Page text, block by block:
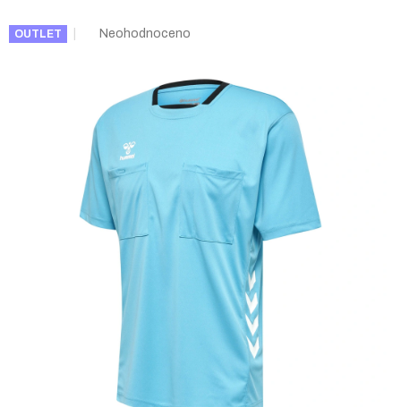
OUTLET
Průměrné
0,0
z
hvězdiček.
Neohodnoceno